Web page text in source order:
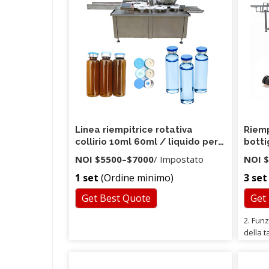
Linea riempitrice rotativa
collirio 10ml 60ml / liquido per
sigaretta elettronica /
riempitrice e-liquid
NOI $5500–$7000/ Impostato
1 set (Ordine minimo)
Get Best Quote
NOI
3 set
Get
2.
della